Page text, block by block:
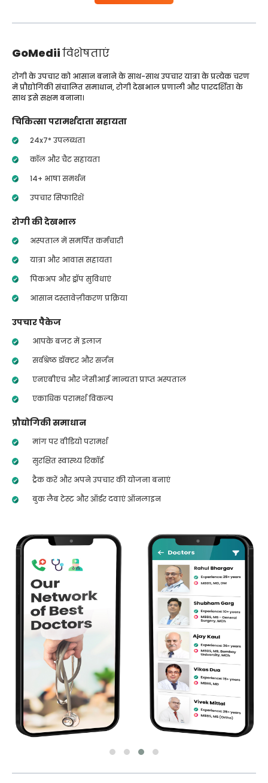
GoMediiविशेषताएं
रोगी के उपचार को आसान बनाने के साथ-साथ उपचार यात्रा के प्रत्येक चरण
में प्रौद्योगिकी संचालित समाधान, रोगी देखभाल प्रणाली और पारदर्शिता के
साथ इसे सक्षम बनाना।
चिकित्सा परामर्शदाता सहायता
24x7* उपलब्धता
कॉल और चैट सहायता
14+ भाषा समर्थन
उपचार सिफारिशें
रोगी की देखभाल
अस्पताल में समर्पित कर्मचारी
यात्रा और आवास सहायता
पिकअप और ड्रॉप सुविधाएं
आसान दस्तावेज़ीकरण प्रक्रिया
उपचार पैकेज
आपके बजट में इलाज
सर्वश्रेष्ठ डॉक्टर और सर्जन
एनएबीएच और जेसीआई मान्यता प्राप्त अस्पताल
एकाधिक परामर्श विकल्प
प्रौद्योगिकी समाधान
मांग पर वीडियो परामर्श
सुरक्षित स्वास्थ्य रिकॉर्ड
ट्रैक करें और अपने उपचार की योजना बनाएं
बुक लैब टेस्ट और ऑर्डर दवाएं ऑनलाइन